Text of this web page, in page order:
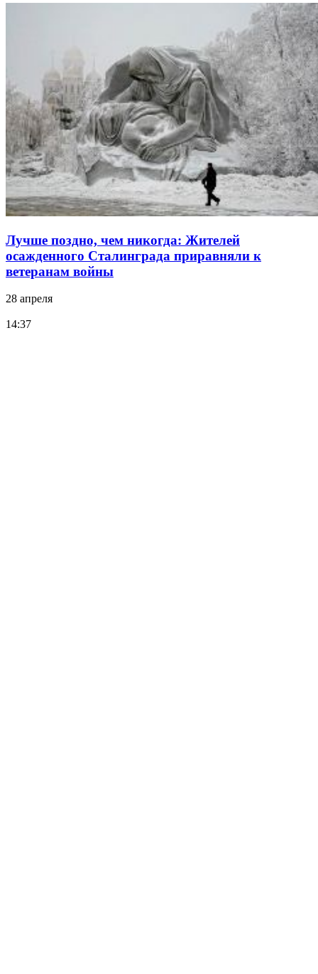
Лучше поздно, чем никогда: Жителей
осажденного Сталинграда приравняли к
ветеранам войны
28 апреля
14:37